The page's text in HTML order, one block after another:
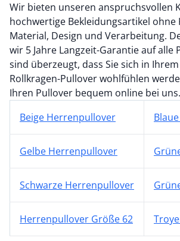
Wir bieten unseren anspruchsvollen
hochwertige Bekleidungsartikel ohne
Material, Design und Verarbeitung.
wir 5 Jahre Langzeit-Garantie auf alle
sind überzeugt, dass Sie sich in
Rollkragen-Pullover wohlfühlen
Ihren Pullover bequem online bei uns.
Beige Herrenpullover
Gelbe Herrenpullover
Schwarze Herrenpullover
Herrenpullover Größe 62